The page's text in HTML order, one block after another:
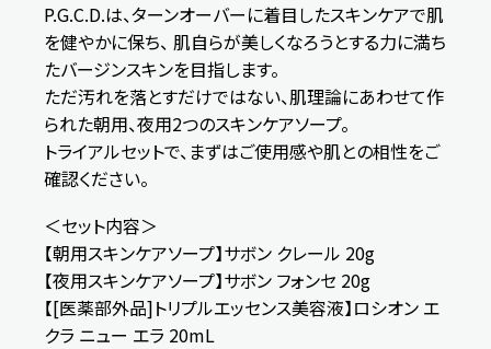
P.G.C.D.は、ターンオーバーに着目したスキンケアで肌
を健やかに保ち、 肌自らが美しくなろうとする力に満ち
たバージンスキンを目指します。
ただ汚れを落とすだけではない、肌理論にあわせて作
られた朝用、夜用2つのスキンケアソープ。
トライアルセットで、まずはご使用感や肌との相性をご
確認ください。
＜セット内容＞
【朝用スキンケアソープ】サボン クレール 20g
【夜用スキンケアソープ】サボン フォンセ 20g
【[医薬部外品]トリプルエッセンス美容液】ロシオン エ
クラ ニュー エラ 20mL